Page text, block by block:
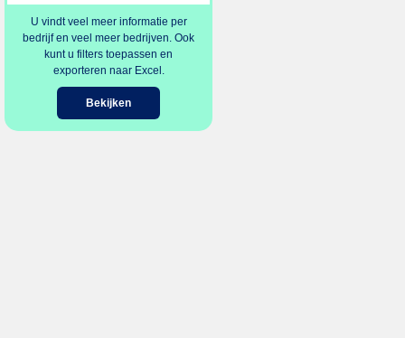
U vindt veel meer informatie per
bedrijf en veel meer bedrijven. Ook
kunt u filters toepassen en
exporteren naar Excel.
Bekijken